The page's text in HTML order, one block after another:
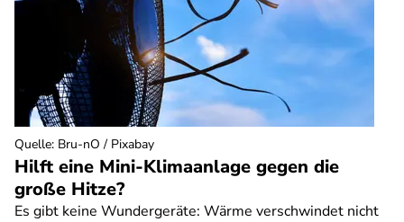
Hilft eine Mini-Klimaanlage gegen die
große Hitze?
Es gibt keine Wundergeräte: Wärme verschwindet nicht
Quelle: Bru-nO / Pixabay